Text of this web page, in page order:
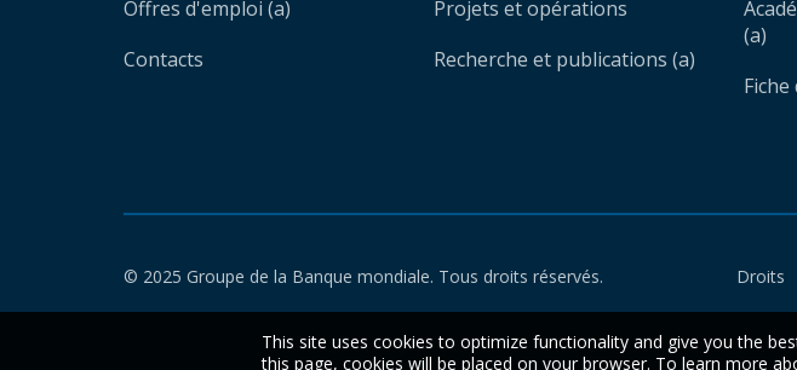
Offres d'emploi (a)
Contacts
Projets et opérations
Recherche et publications (a)
(a)
© 2025 Groupe de la Banque mondiale. Tous droits réservés. Droits
This site uses cookies to optimize functionality and give you the
this page, cookies will be placed on your browser. To learn more